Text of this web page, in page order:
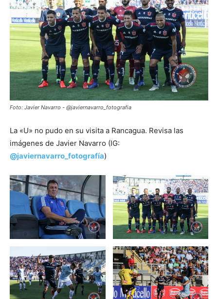
Foto: Javier Navarro - @javiernavarro_fotografia
La «U» no pudo en su visita a Rancagua. Revisa las
imágenes de Javier Navarro (IG:
@javiernavarro_fotografía)